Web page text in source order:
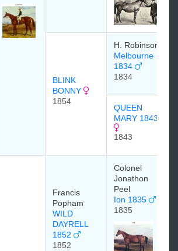
BLINK
BONNY
1854
H. Robinson
Melbourne
1834
1834
QUEEN
MARY 1843
1843
Francis
Popham
WILD
DAYRELL
1852
1852
Colonel
Jonathon
Peel
Ion 1835
1835